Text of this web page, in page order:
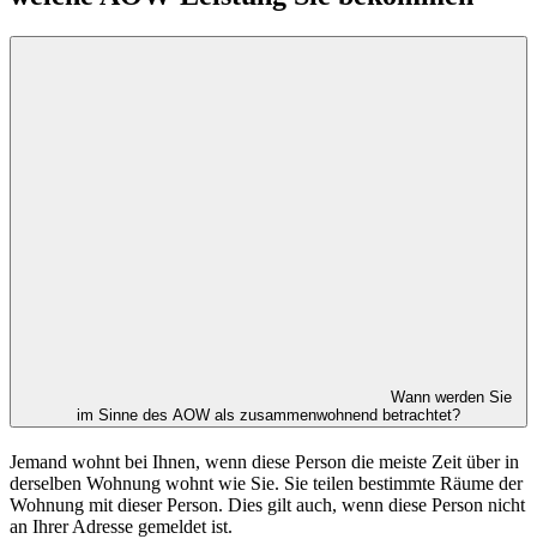
Wann werden Sie
im Sinne des AOW als zusammenwohnend betrachtet?
Jemand wohnt bei Ihnen, wenn diese Person die meiste Zeit über in
derselben Wohnung wohnt wie Sie. Sie teilen bestimmte Räume der
Wohnung mit dieser Person. Dies gilt auch, wenn diese Person nicht
an Ihrer Adresse gemeldet ist.